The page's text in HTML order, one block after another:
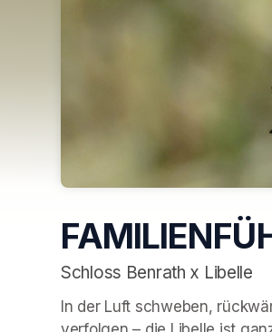
Schloss Benrath x Libelle
In der Luft schweben,